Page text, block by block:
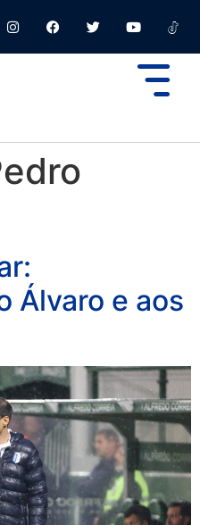
Álvaro e aos